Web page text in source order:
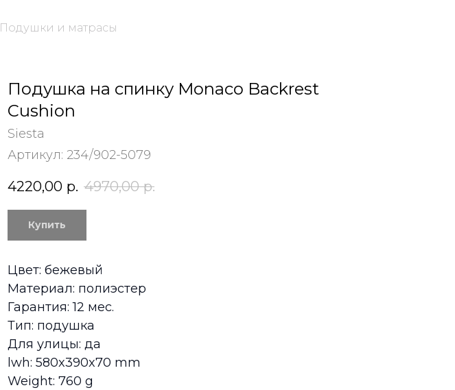
Подушки и матрасы
Подушка на спинку Monaco Backrest
Cushion
Siesta
Артикул: 234/902-5079
4220,00 р. 4970,00 р.
Купить
Цвет: бежевый
Материал: полиэстер
Гарантия: 12 мес.
Тип: подушка
Для улицы: да
lwh: 580x390x70 mm
Weight: 760 g